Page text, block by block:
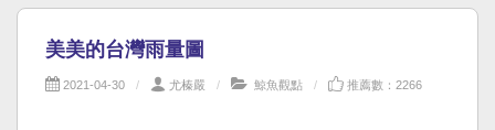
美美的台灣雨量圖
2021-04-30 尤榛嚴 鯨魚觀點 推薦數：2266